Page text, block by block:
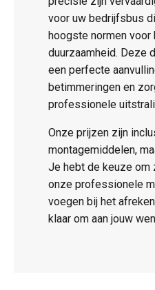
voor uw bedrijfsbus
hoogste normen
duurzaamheid. Deze
een perfecte
betimmeringen en
professionele
Onze prijzen zijn
montagemiddelen,
Je hebt de keuze
onze professionele
voegen bij het
klaar om aan jouw